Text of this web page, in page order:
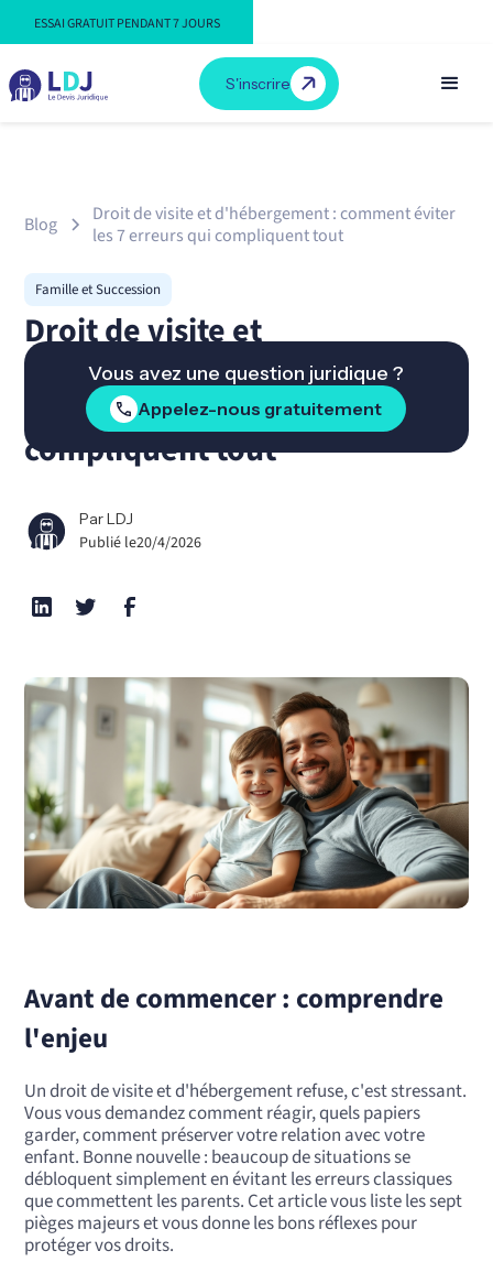
ESSAI GRATUIT PENDANT 7 JOURS
S'inscrire
Blog
Droit de visite et d'hébergement : comment éviter
les 7 erreurs qui compliquent tout
Famille et Succession
Droit de visite et
d'hébergement : comment
éviter les 7 erreurs qui
compliquent tout
Par LDJ
Publié le20/4/2026
Avant de commencer : comprendre
l'enjeu
Un droit de visite et d'hébergement refuse, c'est stressant.
Vous vous demandez comment réagir, quels papiers
garder, comment préserver votre relation avec votre
enfant. Bonne nouvelle : beaucoup de situations se
débloquent simplement en évitant les erreurs classiques
que commettent les parents. Cet article vous liste les sept
pièges majeurs et vous donne les bons réflexes pour
protéger vos droits.
Vous avez une question juridique ?
Appelez-nous gratuitement